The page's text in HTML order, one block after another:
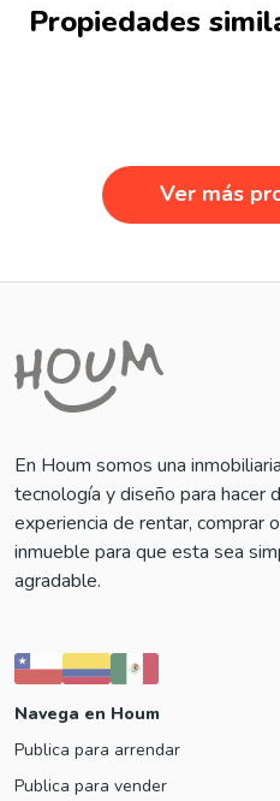
Propiedades
Ver más
En Houm somos una
tecnología y diseño para hacer
experiencia de rentar, comprar
inmueble para que esta sea
agradable.
Navega en Houm
Publica para arrendar
Publica para vender